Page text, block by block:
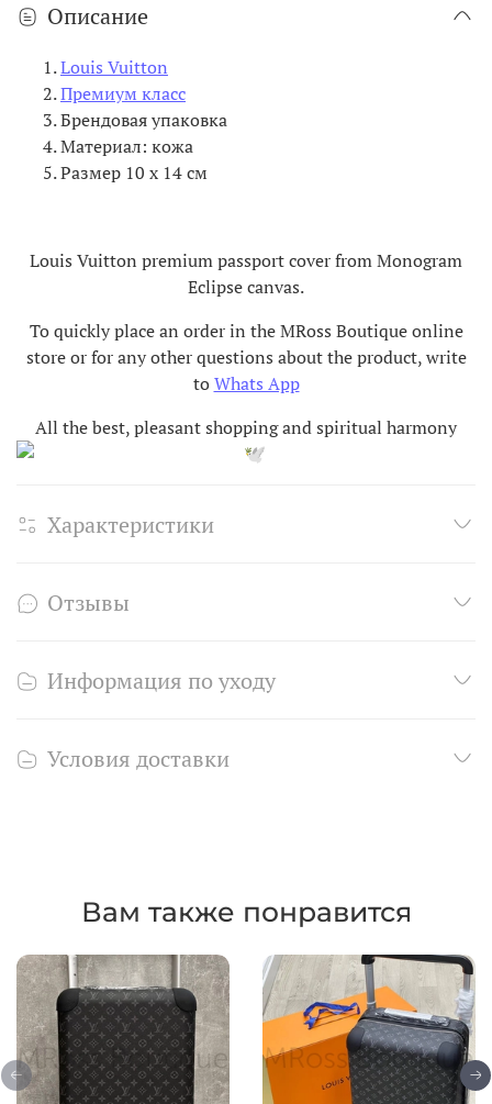
Описание
Louis Vuitton
Премиум класс
Брендовая упаковка
Материал: кожа
Размер 10 х 14 см
Louis Vuitton premium passport cover from Monogram
Eclipse canvas.
To quickly place an order in the MRoss Boutique online
store or for any other questions about the product, write
to Whats App
All the best, pleasant shopping and spiritual harmony
Характеристики
Отзывы
Информация по уходу
Условия доставки
Вам также понравится